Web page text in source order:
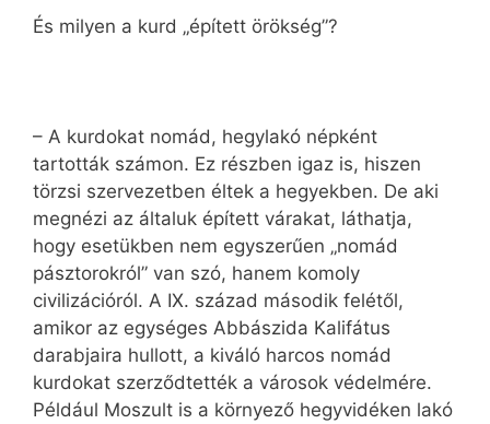
És milyen a kurd „épített örökség”?
– A kurdokat nomád, hegylakó népként
tartották számon. Ez részben igaz is, hiszen
törzsi szervezetben éltek a hegyekben. De aki
megnézi az általuk épített várakat, láthatja,
hogy esetükben nem egyszerűen „nomád
pásztorokról” van szó, hanem komoly
civilizációról. A IX. század második felétől,
amikor az egységes Abbászida Kalifátus
darabjaira hullott, a kiváló harcos nomád
kurdokat szerződtették a városok védelmére.
Például Moszult is a környező hegyvidéken lakó